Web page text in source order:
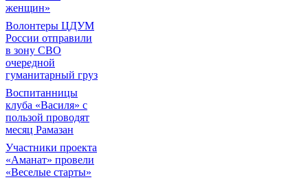
женщин»
Волонтеры ЦДУМ
России отправили
в зону СВО
очередной
гуманитарный груз
Воспитанницы
клуба «Василя» с
пользой проводят
месяц Рамазан
Участники проекта
«Аманат» провели
«Веселые старты»